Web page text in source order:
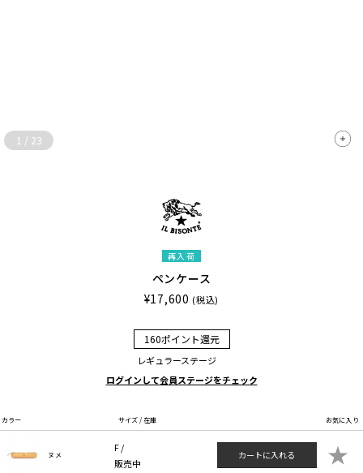
1 / 23
再入荷
ペンケース
¥17,600 (税込)
160ポイント還元
レギュラーステージ
ログインして会員ステージをチェック
カラー サイズ / 在庫 お気に入り
ヌメ
F /
販売中
カートに入れる ★